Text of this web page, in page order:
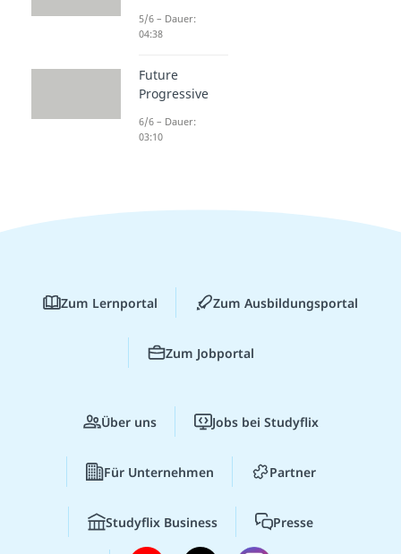
5/6 – Dauer:
04:38
Future
Progressive
6/6 – Dauer:
03:10
Zum Lernportal Zum Ausbildungsportal
Zum Jobportal
Über uns Jobs bei Studyflix
Für Unternehmen Partner
Studyflix Business Presse